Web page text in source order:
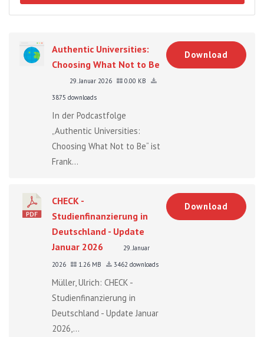
Authentic Universities:
Choosing What Not to Be
29. Januar 2026
0.00 KB
3875 downloads
In der Podcastfolge
„Authentic Universities:
Choosing What Not to Be“ ist
Frank...
Download
CHECK -
Studienfinanzierung in
Deutschland - Update
Januar 2026
29. Januar
2026
1.26 MB 3462 downloads
Müller, Ulrich: CHECK -
Studienfinanzierung in
Deutschland - Update Januar
2026,...
Download